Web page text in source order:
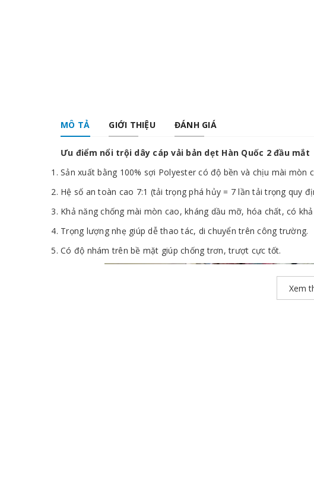
MÔ TẢ GIỚI THIỆU ĐÁNH GIÁ
Ưu điểm nổi trội dây cáp vải bản dẹt Hàn Quốc 2 đầu mắt
Sản xuất bằng 100% sợi Polyester có độ bền và chịu mài mòn
Hệ số an toàn cao 7:1 (tải trọng phá hủy = 7 lần tải trọng quy
Khả năng chống mài mòn cao, kháng dầu mỡ, hóa chất, có
Trọng lượng nhẹ giúp dễ thao tác, di chuyển trên công trường.
Có độ nhám trên bề mặt giúp chống trơn, trượt cực tốt.
Xem